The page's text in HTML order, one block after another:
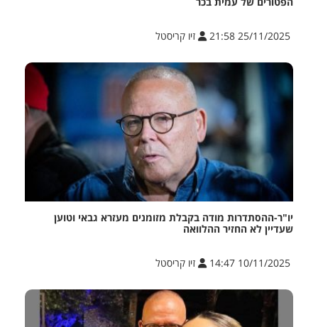
25/11/2025 21:58 זיו קריסטל
יו"ר-ההסתדרות מודה בקבלת מזומנים מעזרא גבאי וטוען
שעדיין לא החזיר ההלוואה
10/11/2025 14:47 זיו קריסטל